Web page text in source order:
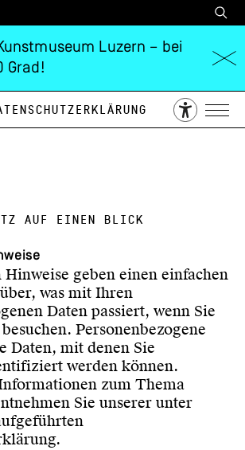
Luzern – bei
Grad!
AUF EINEN BLICK
geben einen einfachen
was mit Ihren
Daten passiert, wenn Sie
Personenbezogene
Daten, mit denen Sie
werden können.
zum Thema
Sie unserer unter